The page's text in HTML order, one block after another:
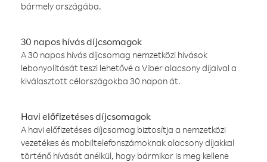
bármely országába.
30 napos hívás díjcsomagok
A 30 napos hívás díjcsomag nemzetközi hívások
lebonyolítását teszi lehetővé a Viber alacsony díjaival a
kiválasztott célországokba 30 napon át.
Havi előfizetéses díjcsomagok
A havi előfizetéses díjcsomag biztosítja a nemzetközi
vezetékes és mobiltelefonszámoknak alacsony díjakkal
történő hívását anélkül, hogy bármikor is meg kellene